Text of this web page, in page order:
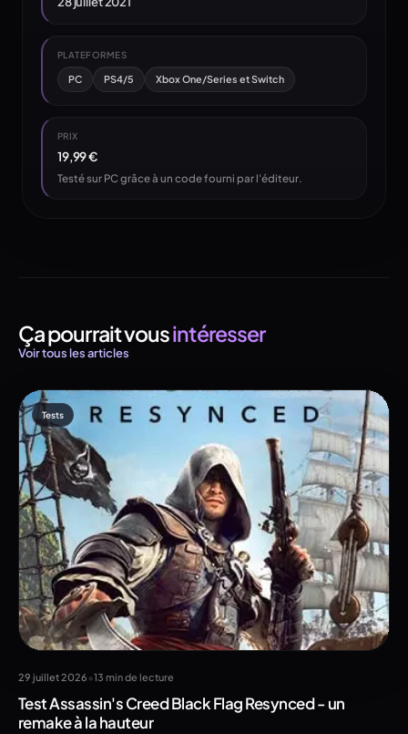
PLATEFORMES
PC PS4/5 Xbox One/Series et Switch
PRIX
19,99 €
Testé sur PC grâce à un code fourni par l'éditeur.
Ça pourrait vousintéresser
Voir tous les articles
Tests
29 juillet 2026 •13 min de lecture
Test Assassin's Creed Black Flag Resynced - un
remake à la hauteur